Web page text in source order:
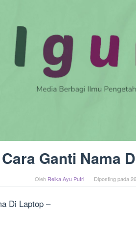
Cara Ganti Nama
Oleh Reika Ayu Putri Diposting pada
Di Laptop –